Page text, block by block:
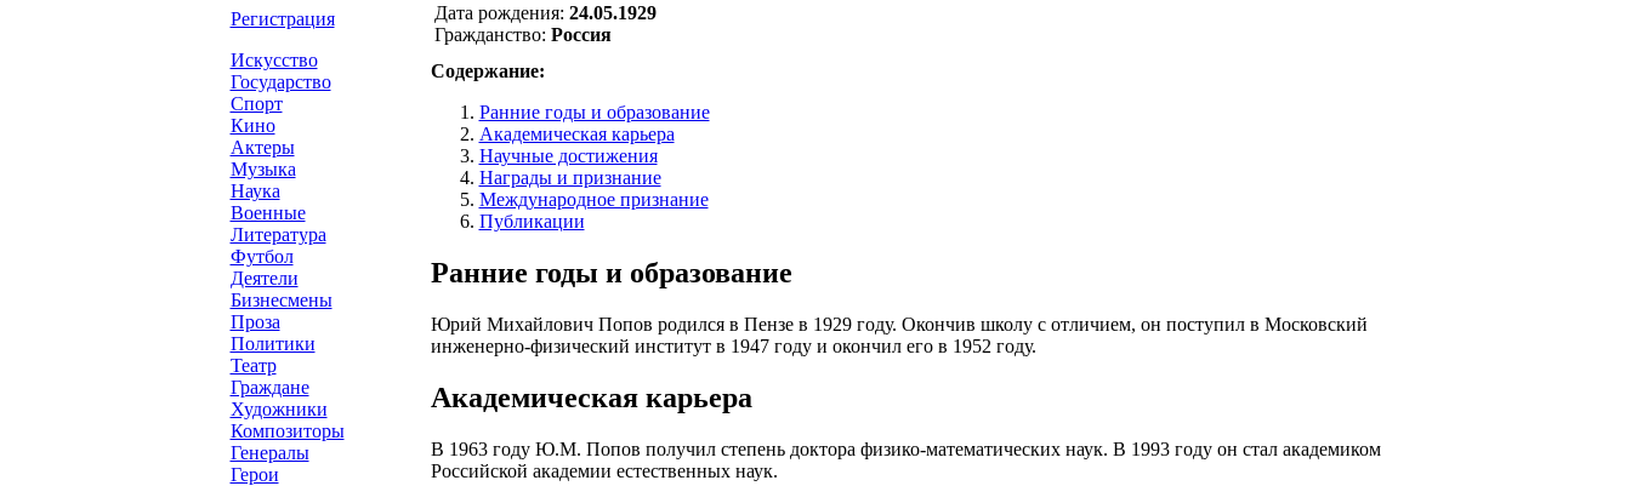
Регистрация
Искусство
Государство
Спорт
Кино
Актеры
Музыка
Наука
Военные
Литература
Футбол
Деятели
Бизнесмены
Проза
Политики
Театр
Граждане
Художники
Композиторы
Генералы
Герои
Дата рождения: 24.05.1929
Гражданство: Россия
Содержание:
Ранние годы и образование
Академическая карьера
Научные достижения
Награды и признание
Международное признание
Публикации
Ранние годы и образование
Юрий Михайлович Попов родился в Пензе в 1929 году. Окончив школу с отличием, он поступил в Московский
инженерно-физический институт в 1947 году и окончил его в 1952 году.
Академическая карьера
В 1963 году Ю.М. Попов получил степень доктора физико-математических наук. В 1993 году он стал академиком
Российской академии естественных наук.